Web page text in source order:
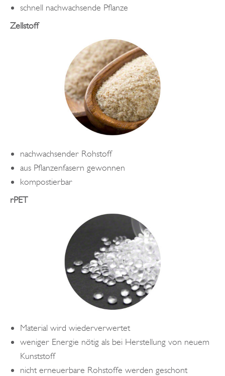
schnell nachwachsende Pflanze
Zellstoff
nachwachsender Rohstoff
aus Pflanzenfasern gewonnen
kompostierbar
rPET
Material wird wiederverwertet
weniger Energie nötig als bei Herstellung von neuem
Kunststoff
nicht erneuerbare Rohstoffe werden geschont